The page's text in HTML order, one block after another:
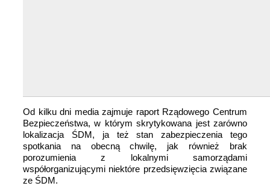
Od kilku dni media zajmuje raport Rządowego Centrum
Bezpieczeństwa, w którym skrytykowana jest zarówno
lokalizacja ŚDM, ja też stan zabezpieczenia tego
spotkania na obecną chwilę, jak również brak
porozumienia z lokalnymi samorządami
współorganizującymi niektóre przedsięwzięcia związane
ze ŚDM.